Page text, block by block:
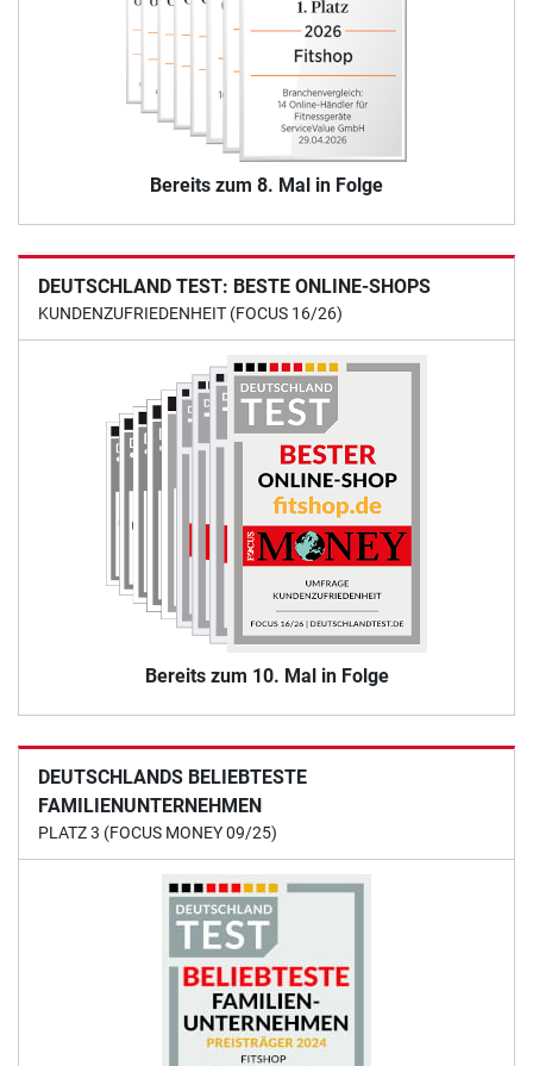
Bereits zum 8. Mal in Folge
DEUTSCHLAND TEST: BESTE ONLINE-SHOPS
KUNDENZUFRIEDENHEIT (FOCUS 16/26)
Bereits zum 10. Mal in Folge
DEUTSCHLANDS BELIEBTESTE
FAMILIENUNTERNEHMEN
PLATZ 3 (FOCUS MONEY 09/25)